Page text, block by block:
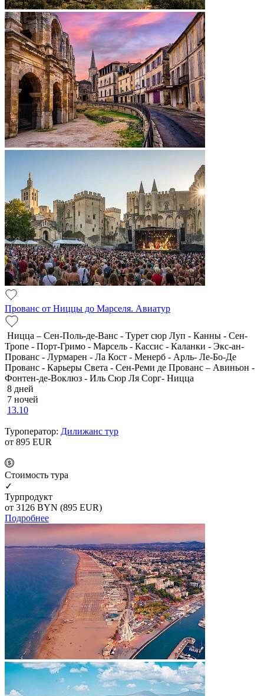
Прованс от Ниццы до Марселя. Авиатур
Ницца – Сен-Поль-де-Ванс - Турет сюр Луп - Канны - Сен-
Тропе - Порт-Гримо - Марсель - Кассис - Каланки - Экс-ан-
Прованс - Лурмарен - Ла Кост - Менерб - Арль- Ле-Бо-Де
Прованс - Карьеры Света - Сен-Реми де Прованс – Авиньон -
Фонтен-де-Воклюз - Иль Сюр Ля Сорг- Ницца
8 дней
7 ночей
13.10
Туроператор: Дилижанс тур
от 895 EUR
Cтоимость тура
✓
Турпродукт
от 3126 BYN (895 EUR)
Подробнее